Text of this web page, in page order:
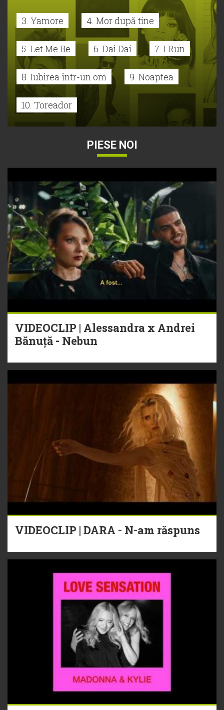
3. Yamore 4. Mor după tine
5. Let Me Be 6. Dai Dai 7. I Run
8. Iubirea într-un om 9. Noaptea
10. Toreador
PIESE NOI
VIDEOCLIP | Alessandra x Andrei
Bănuță - Nebun
VIDEOCLIP | DARA - N-am răspuns